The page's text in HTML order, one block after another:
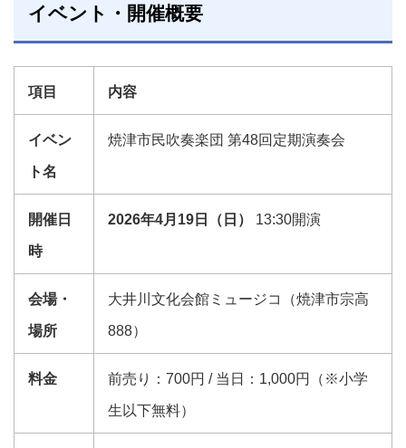
イベント・開催概要
項目 内容
イベン
ト名
焼津市民吹奏楽団 第48回定期演奏会
開催日
時
2026年4月19日（日） 13:30開演
会場・
場所
大井川文化会館ミュージコ（焼津市宗高
888）
料金 前売り：700円 / 当日：1,000円（※小学
生以下無料）